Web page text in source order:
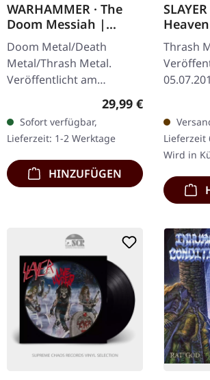
WARHAMMER · The
Doom Messiah |
BROWN LP
Doom Metal/Death
Metal/Thrash Metal.
Veröffentlicht am
21.02.2022, auf The Devil's
Elixirs Records. Braunes
Vinyl im noblen cover.
Limitiert auf 400…
Regulärer Preis:
29,99 €
Sofort verfügbar,
Lieferzeit: 1-2 Werktage
HINZUFÜGEN
Thrash
dem
Härte
Lieferzeit
Wird in